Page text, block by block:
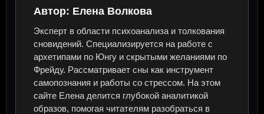
Автор: Елена Волкова
Эксперт в области психоанализа и толкования
сновидений. Специализируется на работе с
архетипами по Юнгу и скрытыми желаниями по
Фрейду. Рассматривает сны как инструмент
самопознания и работы со стрессом. На этом
сайте Елена делится глубокой аналитикой
образов, помогая читателям разобраться в